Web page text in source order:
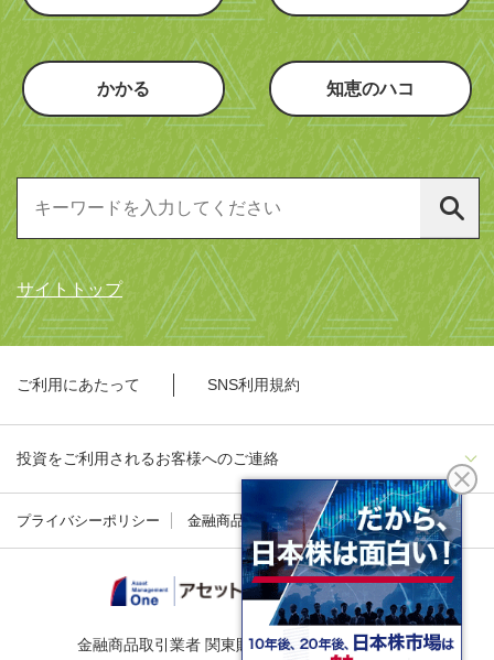
かかる 知恵のハコ
サイトトップ
ご利用にあたって SNS利用規約
投資をご利用されるお客様へのご連絡
プライバシーポリシー 金融商品勧誘方針
金融商品取引業者 関東財務局長（金商）第324号